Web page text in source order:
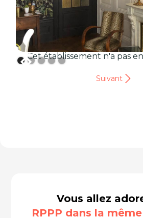
Cet établissement n'a pas
Suivant
Vous allez
RPPP dans la